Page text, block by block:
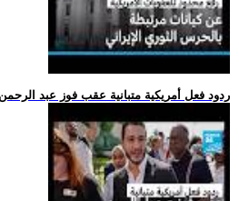
.. ردود فعل أمريكية متبانية عقب فوز عبد